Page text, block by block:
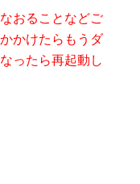
おることなどご
かけたらもうダ
ったら再起動し